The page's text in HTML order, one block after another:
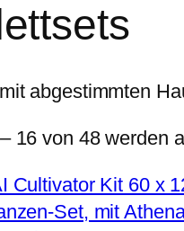
abgestimmten
16 von 48 werden